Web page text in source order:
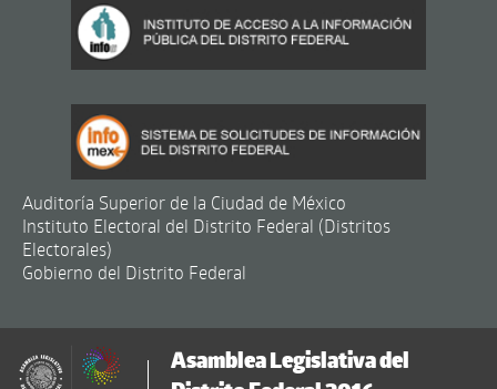
Auditoría Superior de la Ciudad de México
Instituto Electoral del Distrito Federal (Distritos
Electorales)
Gobierno del Distrito Federal
Asamblea Legislativa del